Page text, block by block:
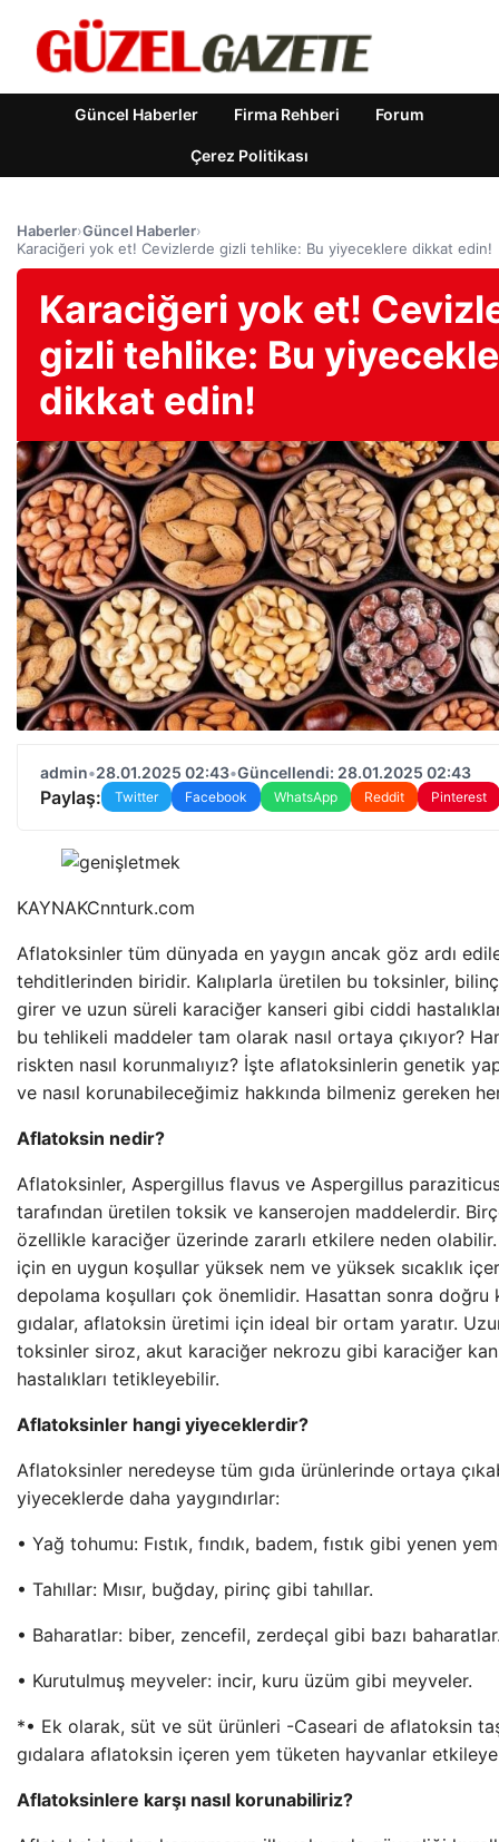
Güncel Haberler Firma Rehberi Forum
Çerez Politikası
Haberler›Güncel Haberler›
Karaciğeri yok et! Cevizlerde gizli tehlike: Bu yiyeceklere dikkat edin!
Karaciğeri yok et!
gizli tehlike: Bu
dikkat edin!
admin•28.01.2025 02:43•Güncellendi: 28.01.2025 02:43
Paylaş: Twitter Facebook WhatsApp Reddit Pinterest
KAYNAKCnnturk.com
Aflatoksinler tüm dünyada en yaygın ancak göz ardı
tehditlerinden biridir. Kalıplarla üretilen bu toksinler,
girer ve uzun süreli karaciğer kanseri gibi ciddi
bu tehlikeli maddeler tam olarak nasıl ortaya çıkıyor?
riskten nasıl korunmalıyız? İşte aflatoksinlerin genetik
ve nasıl korunabileceğimiz hakkında bilmeniz gereken
Aflatoksin nedir?
Aflatoksinler, Aspergillus flavus ve Aspergillus
tarafından üretilen toksik ve kanserojen maddelerdir.
özellikle karaciğer üzerinde zararlı etkilere neden
için en uygun koşullar yüksek nem ve yüksek sıcaklık
depolama koşulları çok önemlidir. Hasattan sonra doğru
gıdalar, aflatoksin üretimi için ideal bir ortam yaratır.
toksinler siroz, akut karaciğer nekrozu gibi karaciğer
hastalıkları tetikleyebilir.
Aflatoksinler hangi yiyeceklerdir?
Aflatoksinler neredeyse tüm gıda ürünlerinde ortaya
yiyeceklerde daha yaygındırlar:
• Yağ tohumu: Fıstık, fındık, badem, fıstık gibi yenen
• Tahıllar: Mısır, buğday, pirinç gibi tahıllar.
• Baharatlar: biber, zencefil, zerdeçal gibi bazı
• Kurutulmuş meyveler: incir, kuru üzüm gibi meyveler.
*• Ek olarak, süt ve süt ürünleri -Caseari de aflatoksin
gıdalara aflatoksin içeren yem tüketen hayvanlar
Aflatoksinlere karşı nasıl korunabiliriz?